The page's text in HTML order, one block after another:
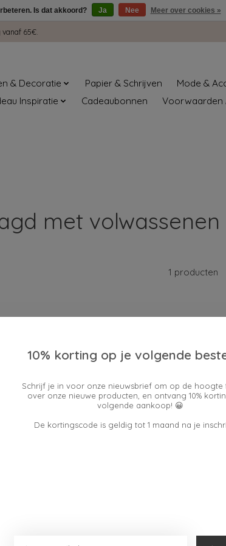
vanaf 65€.
& Decoratie Papier & Schrijven Mode &
Inspiratie Cadeaubonnen Voorwaarden
met volwassenen
1 producten
Is dat akkoord? Ja Nee Meer over cookies »
10% korting op je volgende
Schrijf je in voor onze nieuwsbrief om op de hoogte
over onze nieuwe producten, en ontvang 10%
volgende aankoop! 😀
De kortingscode is geldig tot 1 maand na je